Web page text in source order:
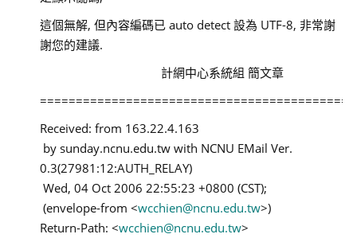
這個無解, 但內容編碼已 auto detect 設為 UTF-8, 非常謝
謝您的建議.
計網中心系統組 簡文章
Received: from 163.22.4.163
by sunday.ncnu.edu.tw with NCNU EMail Ver.
0.3(27981:12:AUTH_RELAY)
Wed, 04 Oct 2006 22:55:23 +0800 (CST);
(envelope-from <wcchien@ncnu.edu.tw>)
Return-Path: <wcchien@ncnu.edu.tw>